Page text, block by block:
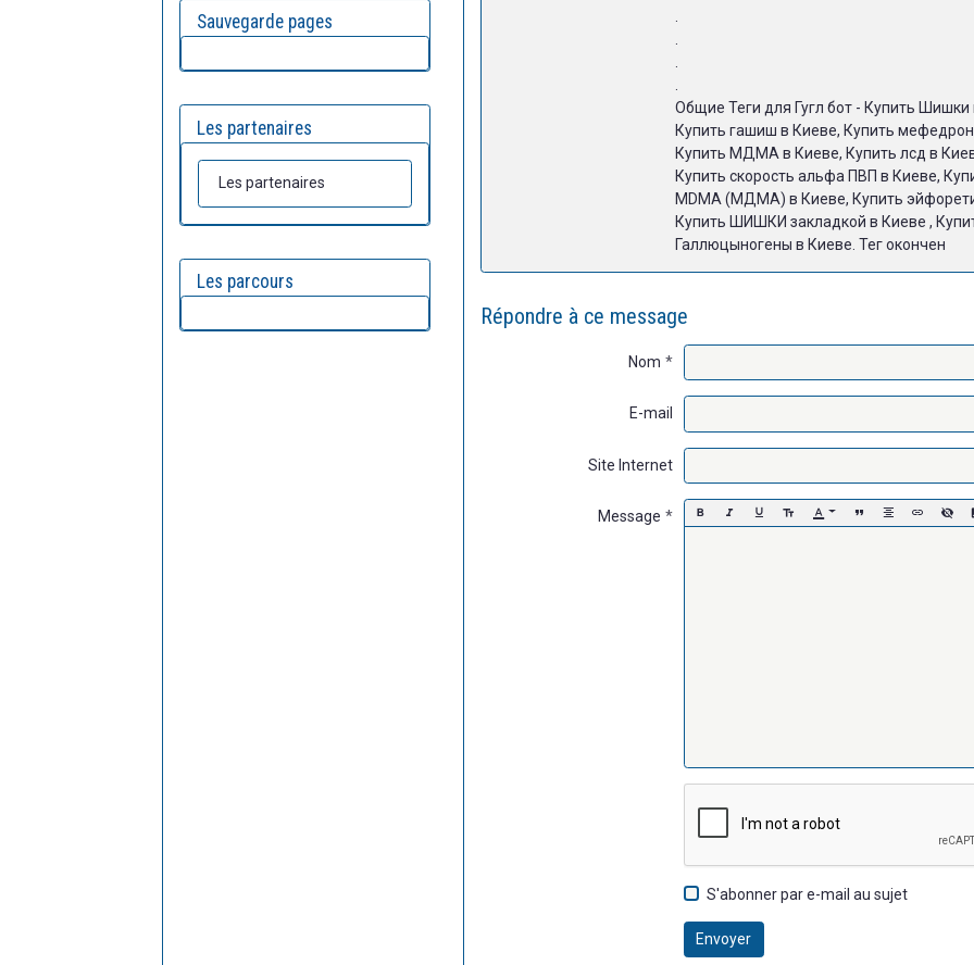
Общие Теги для Гугл бот - Купить Шишки
Купить гашиш в Киеве, Купить
Купить МДМА в Киеве, Купить лсд в
Купить скорость альфа ПВП в Киеве,
MDMA (МДМА) в Киеве, Купить
Купить ШИШКИ закладкой в Киеве ,
Галлюцыногены в Киеве. Тег окончен
Répondre à ce message
Nom
E-mail
Site Internet
Message
S'abonner par e-mail au sujet
Envoyer
Sauvegarde pages
Les partenaires
Les partenaires
Les parcours